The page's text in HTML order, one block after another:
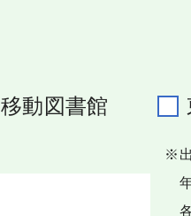
移動図書館
※
年
各